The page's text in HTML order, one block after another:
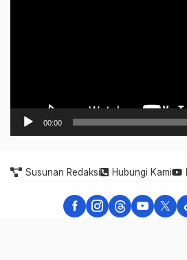
00:00
Susunan Redaksi Hubungi Kami